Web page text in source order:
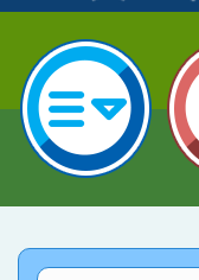
名
倩參
名 指
賀！
園市
指導
賀！
賽 劉
賀！
市賽
賀！